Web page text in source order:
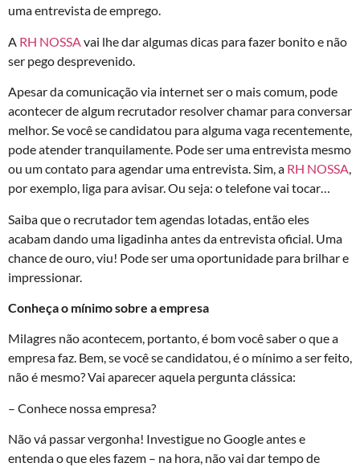
uma entrevista de emprego.
A RH NOSSAvai lhe dar algumas dicas para fazer bonito e não
ser pego desprevenido.
Apesar da comunicação via internet ser o mais comum, pode
acontecer de algum recrutador resolver chamar para conversar
melhor. Se você se candidatou para alguma vaga recentemente,
pode atender tranquilamente. Pode ser uma entrevista mesmo
ou um contato para agendar uma entrevista. Sim, a RH NOSSA,
por exemplo, liga para avisar. Ou seja: o telefone vai tocar…
Saiba que o recrutador tem agendas lotadas, então eles
acabam dando uma ligadinha antes da entrevista oficial. Uma
chance de ouro, viu! Pode ser uma oportunidade para brilhar e
impressionar.
Conheça o mínimo sobre a empresa
Milagres não acontecem, portanto, é bom você saber o que a
empresa faz. Bem, se você se candidatou, é o mínimo a ser feito,
não é mesmo? Vai aparecer aquela pergunta clássica:
– Conhece nossa empresa?
Não vá passar vergonha! Investigue no Google antes e
entenda o que eles fazem – na hora, não vai dar tempo de